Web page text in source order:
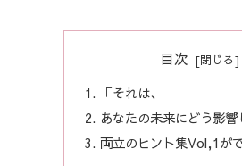
目次
「それは、
あなたの未来にどう影響
両立のヒント集Vol,1が